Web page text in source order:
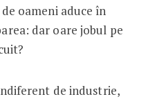
oameni aduce în
dar oare jobul pe
de industrie,